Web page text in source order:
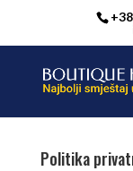
Politika